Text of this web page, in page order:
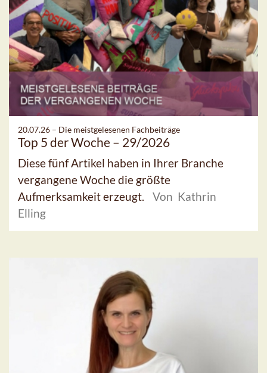
20.07.26 – Die meistgelesenen Fachbeiträge
Top 5 der Woche – 29/2026
Diese fünf Artikel haben in Ihrer Branche
vergangene Woche die größte
Aufmerksamkeit erzeugt.
Von Kathrin
Elling